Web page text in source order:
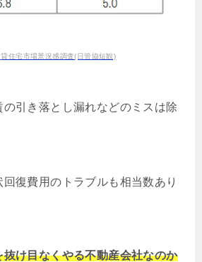
住宅市場景況感調査(日管協短観)
の引き落とし漏れなどのミスは除
復費用のトラブルも相当数あり
け目なくやる不動産会社なのか